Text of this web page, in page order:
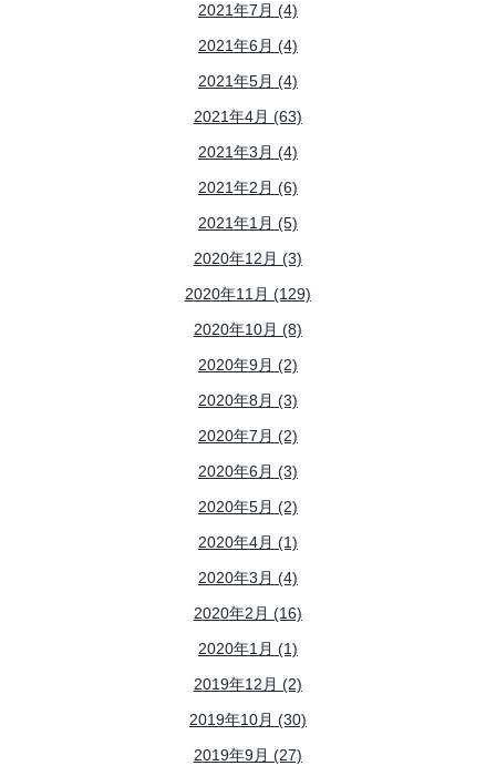
2021年7月 (4)
2021年6月 (4)
2021年5月 (4)
2021年4月 (63)
2021年3月 (4)
2021年2月 (6)
2021年1月 (5)
2020年12月 (3)
2020年11月 (129)
2020年10月 (8)
2020年9月 (2)
2020年8月 (3)
2020年7月 (2)
2020年6月 (3)
2020年5月 (2)
2020年4月 (1)
2020年3月 (4)
2020年2月 (16)
2020年1月 (1)
2019年12月 (2)
2019年10月 (30)
2019年9月 (27)